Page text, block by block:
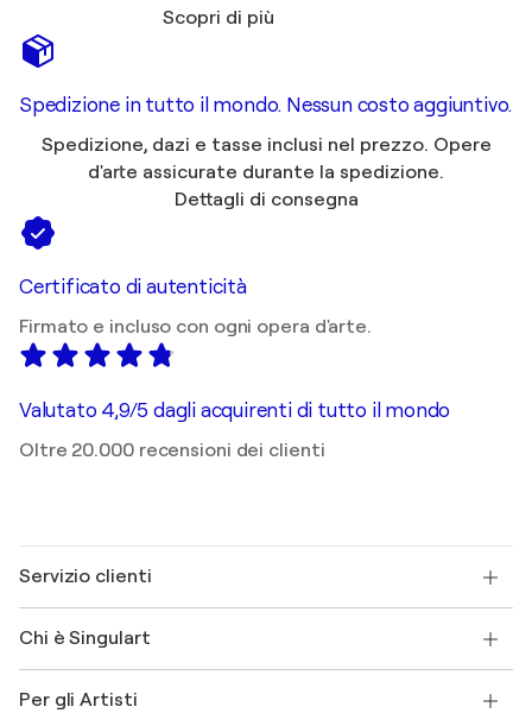
Scopri di più
Spedizione in tutto il mondo. Nessun costo aggiuntivo.
Spedizione, dazi e tasse inclusi nel prezzo. Opere
d'arte assicurate durante la spedizione.
Dettagli di consegna
Certificato di autenticità
Firmato e incluso con ogni opera d'arte.
Valutato 4,9/5 dagli acquirenti di tutto il mondo
Oltre 20.000 recensioni dei clienti
Servizio clienti
Spedizione
Offri una carta regalo
Chi è Singulart
FAQ
Per gli Artisti